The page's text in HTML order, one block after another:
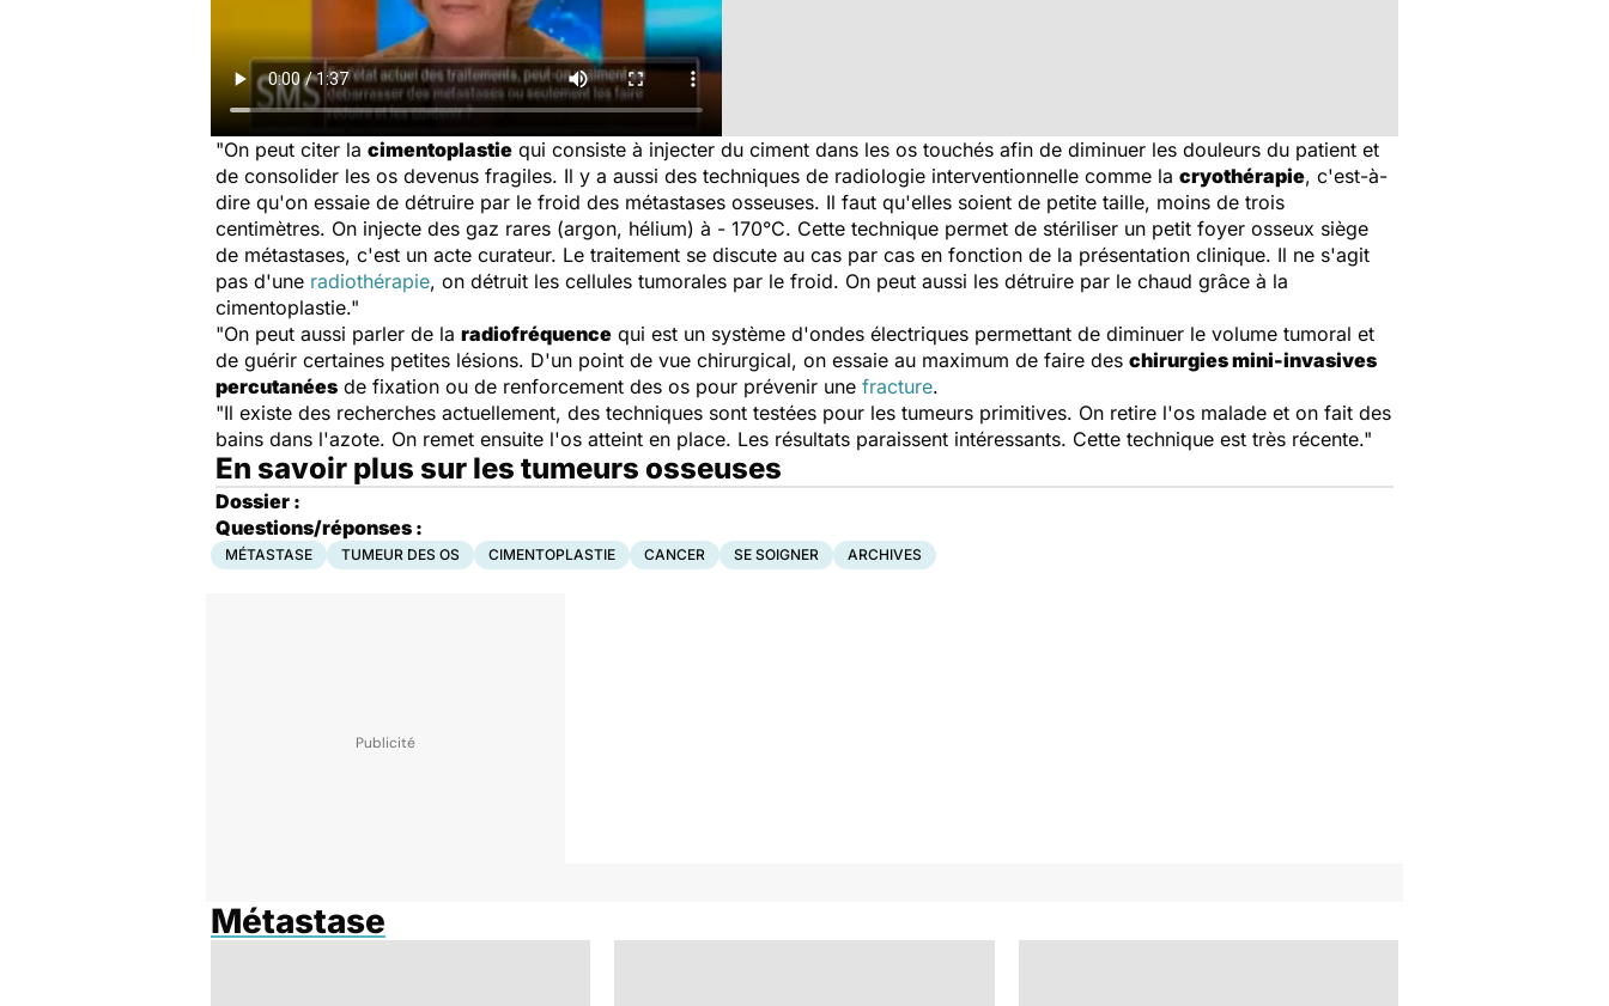
"On peut citer la cimentoplastie qui consiste à injecter du ciment dans les os touchés afin de diminuer les douleurs du patient et
de consolider les os devenus fragiles. Il y a aussi des techniques de radiologie interventionnelle comme la cryothérapie, c'est-à-
dire qu'on essaie de détruire par le froid des métastases osseuses. Il faut qu'elles soient de petite taille, moins de trois
centimètres. On injecte des gaz rares (argon, hélium) à - 170°C. Cette technique permet de stériliser un petit foyer osseux siège
de métastases, c'est un acte curateur. Le traitement se discute au cas par cas en fonction de la présentation clinique. Il ne s'agit
pas d'une radiothérapie, on détruit les cellules tumorales par le froid. On peut aussi les détruire par le chaud grâce à la
cimentoplastie."
"On peut aussi parler de la radiofréquence qui est un système d'ondes électriques permettant de diminuer le volume tumoral et
de guérir certaines petites lésions. D'un point de vue chirurgical, on essaie au maximum de faire des chirurgies mini-invasives
percutanées de fixation ou de renforcement des os pour prévenir une fracture.
"Il existe des recherches actuellement, des techniques sont testées pour les tumeurs primitives. On retire l'os malade et on fait des
bains dans l'azote. On remet ensuite l'os atteint en place. Les résultats paraissent intéressants. Cette technique est très récente."
En savoir plus sur les tumeurs osseuses
Dossier :
Questions/réponses :
MÉTASTASE TUMEUR DES OS CIMENTOPLASTIE CANCER SE SOIGNER ARCHIVES
Métastase